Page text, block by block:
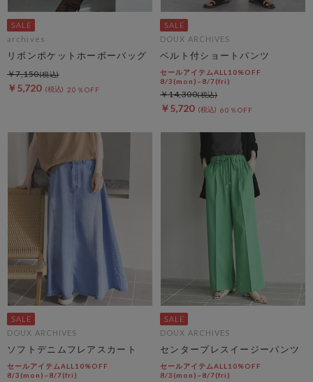
archives
リボンポケットホーボーバッグ
￥5,720 20％OFF
￥7,150
DOUX ARCHIVES
ベルト付ショートパンツ
セールアイテムALL10%OFF
8/3(mon)~8/7(fri)
￥5,720 60％OFF
￥14,300
DOUX ARCHIVES
ソフトデニムフレアスカート
セールアイテムALL10%OFF
8/3(mon)~8/7(fri)
DOUX ARCHIVES
センタープレスイージーパンツ
セールアイテムALL10%OFF
8/3(mon)~8/7(fri)